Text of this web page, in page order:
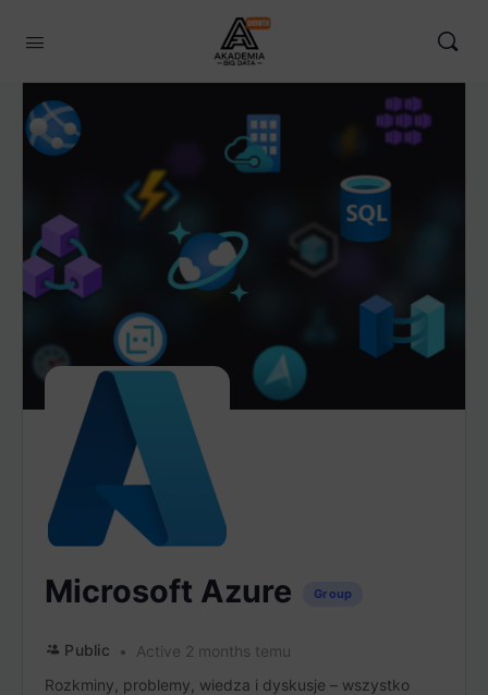
Microsoft Azure Group
Public
Active 2 months temu
Rozkminy, problemy, wiedza i dyskusje – wszystko